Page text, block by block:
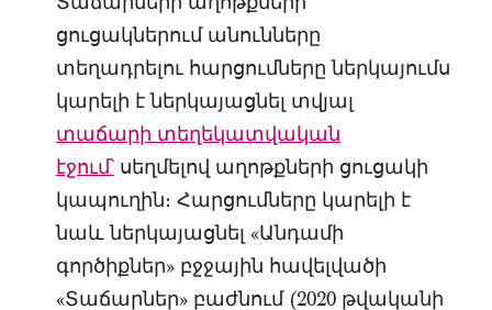
ցուցակներում անունները
տեղադրելու հարցումները ներկայումս
կարելի է ներկայացնել տվյալ
տաճարի տեղեկատվական
էջում՝սեղմելով աղոթքների ցուցակի
կապուղին։ Հարցումները կարելի է
նաև ներկայացնել «Անդամի
գործիքներ» բջջային հավելվածի
«Տաճարներ» բաժնում (2020 թվականի